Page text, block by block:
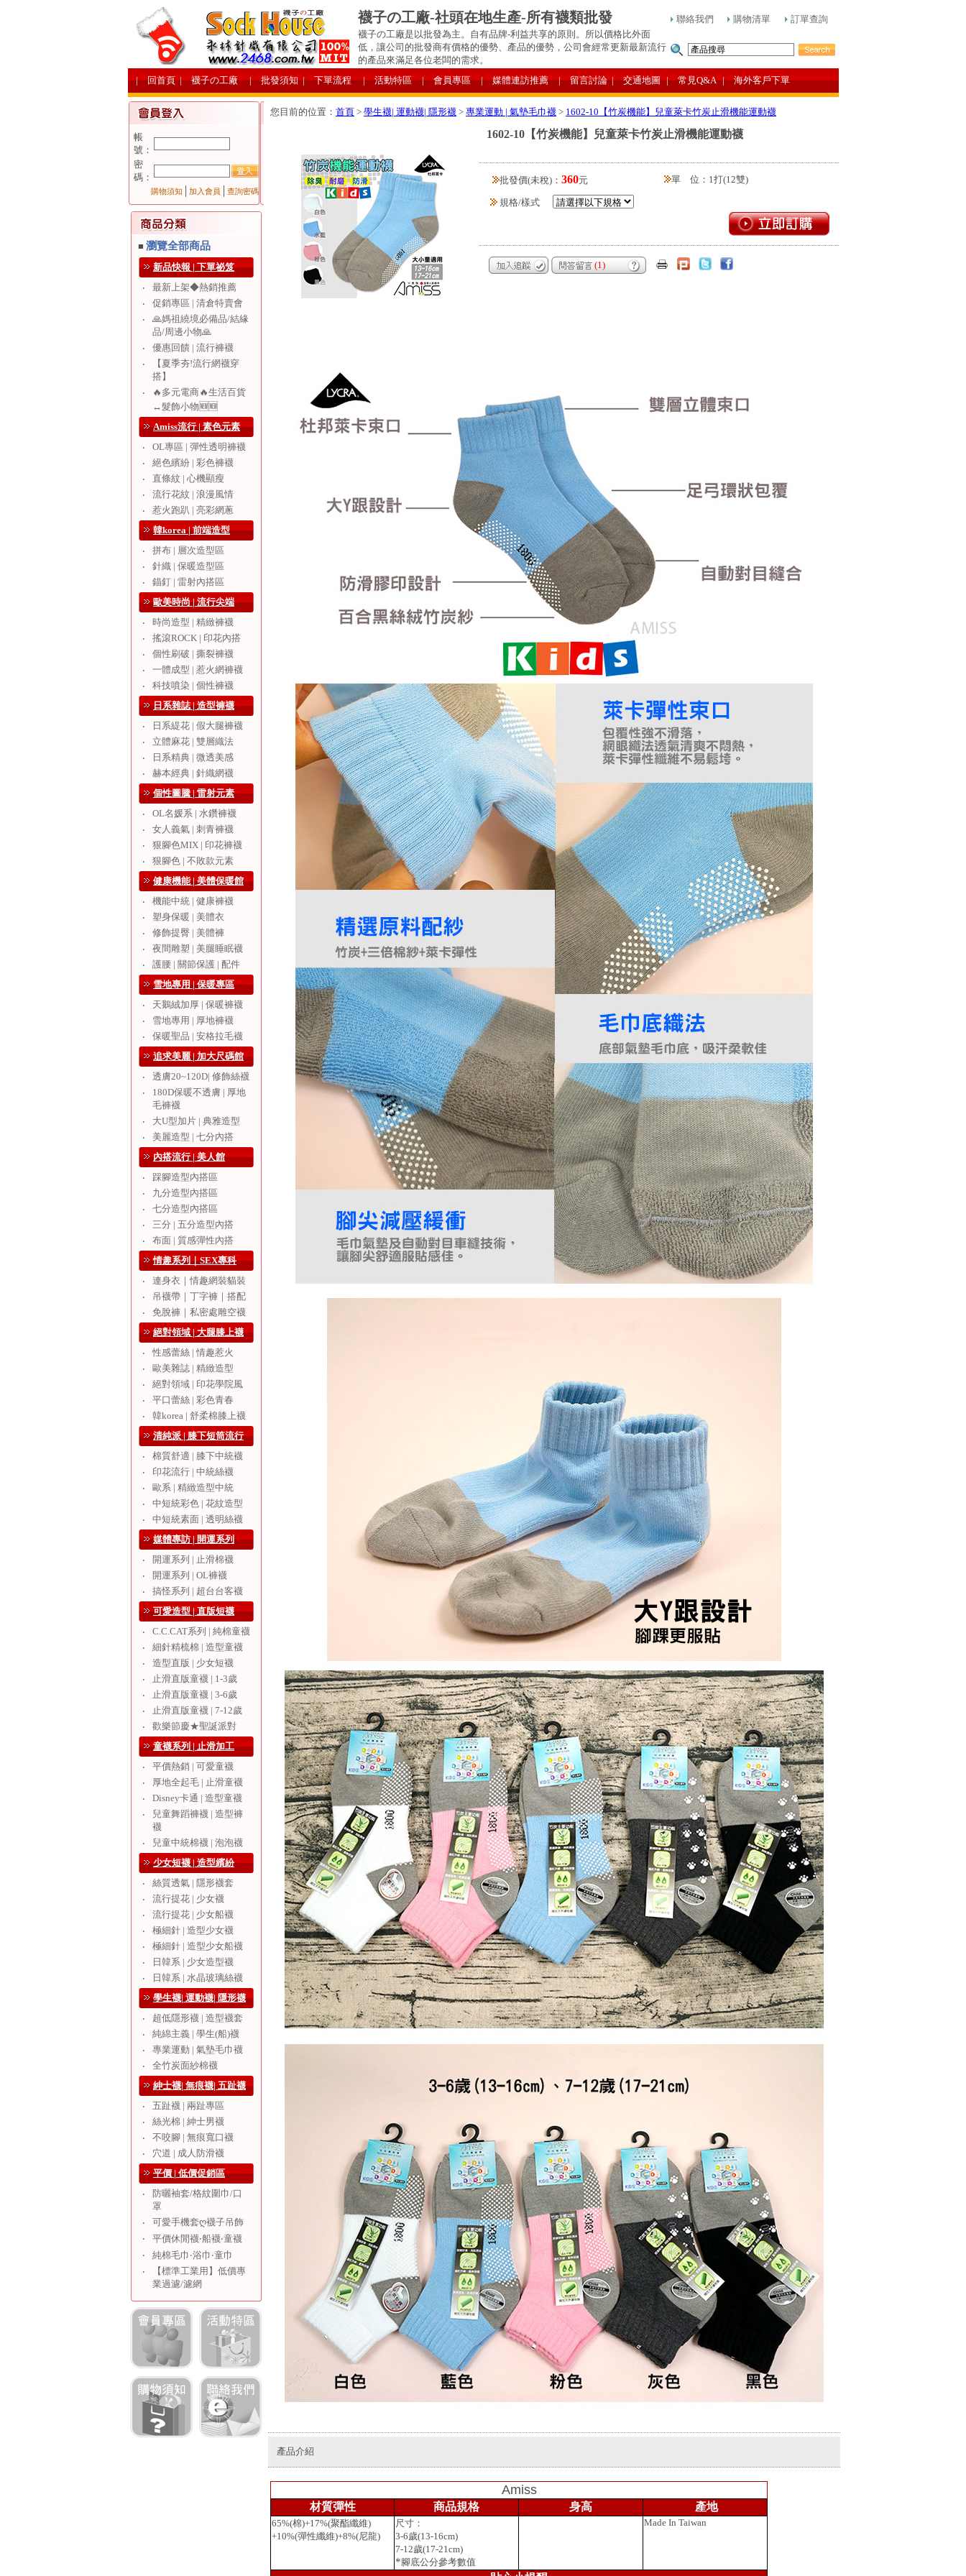
襪子の工廠-社頭在地生產-所有襪類批發
襪子の工廠是以批發為主。自有品牌-利益共享的原則。所以價格比外面
低，讓公司的批發商有價格的優勢、產品的優勢，公司會經常更新最新流行
的產品來滿足各位老闆的需求。
聯絡我們 購物清單 訂單查詢
| 回首頁 | 襪子の工廠 | 批發須知 | 下單流程 | 活動特區 | 會員專區 | 媒體連訪推薦 | 留言討論 | 交通地圖 | 常見Q&A | 海外客戶下單
帳
號：
密
碼：
購物須知 加入會員 查詢密碼
■ 瀏覽全部商品
新品快報 | 下單祕笈
‧
最新上架◆熱銷推薦
‧
促銷專區 | 清倉特賣會
‧
🙏媽祖繞境必備品/結緣
品/周邊小物🙏
‧
優惠回饋 | 流行褲襪
‧
【夏季夯!流行網襪穿
搭】
‧
🔥多元電商🔥生活百貨
↔️髮飾小物🆕🆕
Amiss流行 | 素色元素
‧
OL專區 | 彈性透明褲襪
‧
絕色繽紛 | 彩色褲襪
‧
直條紋 | 心機顯瘦
‧
流行花紋 | 浪漫風情
‧
惹火跑趴 | 亮彩網蔥
韓korea | 前端造型
‧
拼布 | 層次造型區
‧
針織 | 保暖造型區
‧
錨釘 | 雷射內搭區
歐美時尚 | 流行尖端
‧
時尚造型 | 精緻褲襪
‧
搖滾ROCK | 印花內搭
‧
個性刷破 | 撕裂褲襪
‧
一體成型 | 惹火網褲襪
‧
科技噴染 | 個性褲襪
日系雜誌 | 造型褲襪
‧
日系緹花 | 假大腿褲襪
‧
立體麻花 | 雙層織法
‧
日系精典 | 微透美感
‧
赫本經典 | 針織網襪
個性圖騰 | 雷射元素
‧
OL名媛系 | 水鑽褲襪
‧
女人義氣 | 刺青褲襪
‧
狠腳色MIX | 印花褲襪
‧
狠腳色 | 不敗款元素
健康機能 | 美體保暖館
‧
機能中統 | 健康褲襪
‧
塑身保暖 | 美體衣
‧
修飾提臀 | 美體褲
‧
夜間雕塑 | 美腿睡眠襪
‧
護腰 | 關節保護 | 配件
雪地專用 | 保暖專區
‧
天鵝絨加厚 | 保暖褲襪
‧
雪地專用 | 厚地褲襪
‧
保暖聖品 | 安格拉毛襪
追求美麗 | 加大尺碼館
‧
透膚20~120D| 修飾絲襪
‧
180D保暖不透膚 | 厚地
毛褲襪
‧
大U型加片 | 典雅造型
‧
美麗造型 | 七分內搭
內搭流行 | 美人館
‧
踩腳造型內搭區
‧
九分造型內搭區
‧
七分造型內搭區
‧
三分 | 五分造型內搭
‧
布面 | 質感彈性內搭
情趣系列｜SEX專科
‧
連身衣｜情趣網裝貓裝
‧
吊襪帶｜丁字褲｜搭配
‧
免脫褲｜私密處雕空襪
絕對領域 | 大腿膝上襪
‧
性感蕾絲 | 情趣惹火
‧
歐美雜誌 | 精緻造型
‧
絕對領域 | 印花學院風
‧
平口蕾絲 | 彩色青春
‧
韓korea | 舒柔棉膝上襪
清純派 | 膝下短筒流行
‧
棉質舒適 | 膝下中統襪
‧
印花流行 | 中統絲襪
‧
歐系 | 精緻造型中統
‧
中短統彩色 | 花紋造型
‧
中短統素面 | 透明絲襪
媒體專訪 | 開運系列
‧
開運系列 | 止滑棉襪
‧
開運系列 | OL褲襪
‧
搞怪系列 | 超台台客襪
可愛造型 | 直版短襪
‧
C.C.CAT系列 | 純棉童襪
‧
細針精梳棉 | 造型童襪
‧
造型直版 | 少女短襪
‧
止滑直版童襪 | 1-3歲
‧
止滑直版童襪 | 3-6歲
‧
止滑直版童襪 | 7-12歲
‧
歡樂節慶★聖誕派對
童襪系列 | 止滑加工
‧
平價熱銷 | 可愛童襪
‧
厚地全起毛 | 止滑童襪
‧
Disney卡通 | 造型童襪
‧
兒童舞蹈褲襪 | 造型褲
襪
‧
兒童中統棉襪 | 泡泡襪
少女短襪 | 造型繽紛
‧
絲質透氣 | 隱形襪套
‧
流行提花 | 少女襪
‧
流行提花 | 少女船襪
‧
極細針 | 造型少女襪
‧
極細針 | 造型少女船襪
‧
日韓系 | 少女造型襪
‧
日韓系 | 水晶玻璃絲襪
學生襪| 運動襪| 隱形襪
‧
超低隱形襪 | 造型襪套
‧
純綿主義 | 學生(船)襪
‧
專業運動 | 氣墊毛巾襪
‧
全竹炭面紗棉襪
紳士襪| 無痕襪| 五趾襪
‧
五趾襪 | 兩趾專區
‧
絲光棉 | 紳士男襪
‧
不咬腳 | 無痕寬口襪
‧
穴道 | 成人防滑襪
平價 | 低價促銷區
‧
防曬袖套/格紋圍巾/口
罩
‧
可愛手機套ღ襪子吊飾
‧
平價休閒襪‧船襪‧童襪
‧
純棉毛巾‧浴巾‧童巾
‧
【標準工業用】低價專
業過濾/濾網
您目前的位置： 首頁 > 學生襪| 運動襪| 隱形襪 > 專業運動 | 氣墊毛巾襪 > 1602-10【竹炭機能】兒童萊卡竹炭止滑機能運動襪
1602-10【竹炭機能】兒童萊卡竹炭止滑機能運動襪
批發價(未稅)： 360元 單 位：1打(12雙)
規格/樣式
(1)
產品介紹
Amiss
材質彈性 商品規格 身高 產地
65%(棉)+17%(聚酯纖維)
+10%(彈性纖維)+8%(尼龍)
尺寸：
3-6歲(13-16cm)
7-12歲(17-21cm)
*腳底公分參考數值
Made In Taiwan